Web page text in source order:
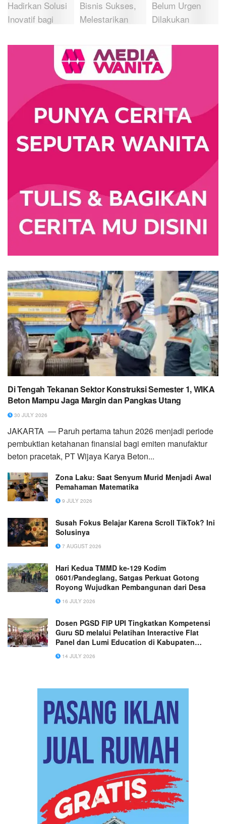
Di Tengah Tekanan Sektor Konstruksi Semester 1, WIKA
Beton Mampu Jaga Margin dan Pangkas Utang
30 JULY 2026
JAKARTA — Paruh pertama tahun 2026 menjadi periode
pembuktian ketahanan finansial bagi emiten manufaktur
beton pracetak, PT Wijaya Karya Beton...
Zona Laku: Saat Senyum Murid Menjadi Awal
Pemahaman Matematika
9 JULY 2026
Susah Fokus Belajar Karena Scroll TikTok? Ini
Solusinya
7 AUGUST 2026
Hari Kedua TMMD ke-129 Kodim
0601/Pandeglang, Satgas Perkuat Gotong
Royong Wujudkan Pembangunan dari Desa
16 JULY 2026
Dosen PGSD FIP UPI Tingkatkan Kompetensi
Guru SD melalui Pelatihan Interactive Flat
Panel dan Lumi Education di Kabupaten
Bandung
14 JULY 2026